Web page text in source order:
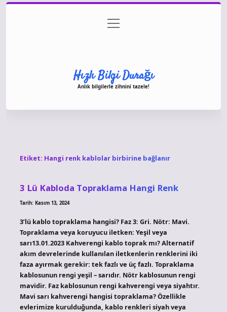
Gizlilik Politikası
menüyü
aç
Hızlı Bilgi Durağı
Anlık bilgilerle zihnini tazele!
Etiket: Hangi renk kablolar birbirine bağlanır
3 Lü Kabloda Topraklama Hangi Renk
Tarih: Kasım 13, 2024
3’lü kablo topraklama hangisi? Faz 3: Gri. Nötr: Mavi.
Topraklama veya koruyucu iletken: Yeşil veya
sarı13.01.2023 Kahverengi kablo toprak mı? Alternatif
akım devrelerinde kullanılan iletkenlerin renklerini iki
faza ayırmak gerekir: tek fazlı ve üç fazlı. Topraklama
kablosunun rengi yeşil – sarıdır. Nötr kablosunun rengi
mavidir. Faz kablosunun rengi kahverengi veya siyahtır.
Mavi sarı kahverengi hangisi topraklama? Özellikle
evlerimize kurulduğunda, kablo renkleri siyah veya